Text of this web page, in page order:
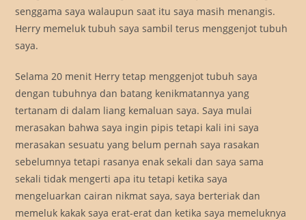
senggama saya walaupun saat itu saya masih menangis.
Herry memeluk tubuh saya sambil terus menggenjot tubuh
saya.
Selama 20 menit Herry tetap menggenjot tubuh saya
dengan tubuhnya dan batang kenikmatannya yang
tertanam di dalam liang kemaluan saya. Saya mulai
merasakan bahwa saya ingin pipis tetapi kali ini saya
merasakan sesuatu yang belum pernah saya rasakan
sebelumnya tetapi rasanya enak sekali dan saya sama
sekali tidak mengerti apa itu tetapi ketika saya
mengeluarkan cairan nikmat saya, saya berteriak dan
memeluk kakak saya erat-erat dan ketika saya memeluknya